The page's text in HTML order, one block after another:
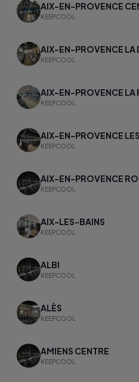
AIX-EN-PROVENCE
KEEPCOOL
AIX-EN-PROVENCE LA
KEEPCOOL
AIX-EN-PROVENCE LA
KEEPCOOL
AIX-EN-PROVENCE
KEEPCOOL
AIX-EN-PROVENCE
KEEPCOOL
AIX-LES-BAINS
KEEPCOOL
ALBI
KEEPCOOL
ALÈS
KEEPCOOL
AMIENS CENTRE
KEEPCOOL